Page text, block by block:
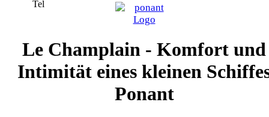
Le Champlain - Komfort und
Intimität eines kleinen
Ponant